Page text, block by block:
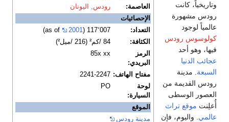
العاصمة:
رودس, اليونان
الإحصائيات
التعداد:
117٬007 (as of 2001
)
الكثافة:
84 /كم² (216 /ميل²)
الرمز
البريدي:
85x xx
مفتاح الهاتف: 2241-2247
لوحة
السيارة:
ΡΟ
الموقع
مدينة رودس
وتاريخياً، كانت
رودس مشهورة
عالمياً لوجود
كولوسوس رودس
فيها، وهو أحد
عجائب الدنيا
السبعة . مدينة
رودس القديمة من
العصور الوسطى
أُعلِنت موقع تراث
عالمي . واليوم، فإن